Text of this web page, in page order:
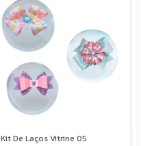
Kit De Laços Vitrine 05